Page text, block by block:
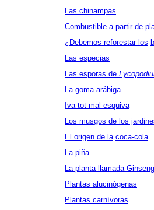
Las chinampas
Combustible a partir de
¿Debemos reforestar los
Las especias
Las esporas de
La goma arábiga
Iva tot mal esquiva
Los musgos de los
El origen de la coca-cola
La piña
La planta llamada Ginseng
Plantas alucinógenas
Plantas carnívoras